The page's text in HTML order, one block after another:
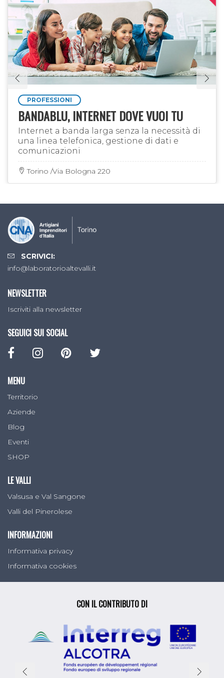
PROFESSIONI
BANDABLU, INTERNET DOVE VUOI TU
Internet a banda larga senza la necessità di
una linea telefonica, gestione di dati e
comunicazioni
Torino /Via Bologna 220
SCRIVICI:
info@laboratorioaltevalli.it
NEWSLETTER
Iscriviti alla newsletter
SEGUICI SUI SOCIAL
MENU
Territorio
Aziende
Blog
Eventi
SHOP
LE VALLI
Valsusa e Val Sangone
Valli del Pinerolese
INFORMAZIONI
Informativa privacy
Informativa cookies
CON IL CONTRIBUTO DI